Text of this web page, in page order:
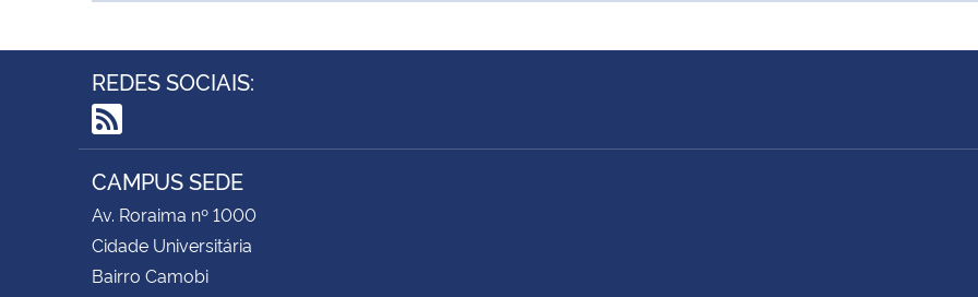
REDES SOCIAIS:
RSS
CAMPUS SEDE
Av. Roraima nº 1000
Cidade Universitária
Bairro Camobi